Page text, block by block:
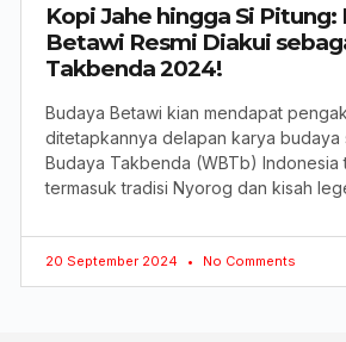
Kopi Jahe hingga Si Pitung:
Betawi Resmi Diakui
Takbenda 2024!
Budaya Betawi kian mendapat
ditetapkannya delapan karya budaya
Budaya Takbenda (WBTb) Indonesia
termasuk tradisi Nyorog dan kisah
20 September 2024 No Comments